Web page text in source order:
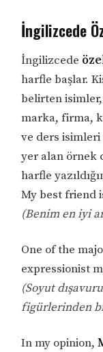
İngilizcede
İngilizcede
harfle başlar.
belirten
marka, firma,
ve ders isimleri
yer alan örnek
harfle
My best friend
(Benim en iyi
One of the
expressionist
(Soyut
figürlerinden
In my opinion,